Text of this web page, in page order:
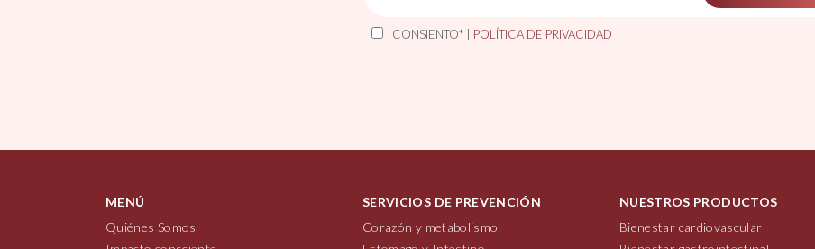
CONSIENTO* | POLÍTICA DE PRIVACIDAD
MENÚ
Quiénes Somos
SERVICIOS DE PREVENCIÓN
Corazón y metabolismo
NUESTROS PRODUCTOS
Bienestar cardiovascular